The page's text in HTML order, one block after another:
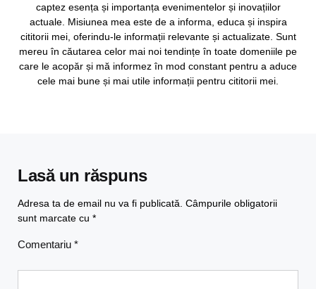
captez esența și importanța evenimentelor și inovațiilor
actuale. Misiunea mea este de a informa, educa și inspira
cititorii mei, oferindu-le informații relevante și actualizate. Sunt
mereu în căutarea celor mai noi tendințe în toate domeniile pe
care le acopăr și mă informez în mod constant pentru a aduce
cele mai bune și mai utile informații pentru cititorii mei.
Lasă un răspuns
Adresa ta de email nu va fi publicată. Câmpurile obligatorii
sunt marcate cu *
Comentariu *